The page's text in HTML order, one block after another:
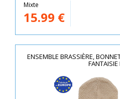
Mixte
15.99 €
ENSEMBLE BRASSIÈRE,
FANTAISIE